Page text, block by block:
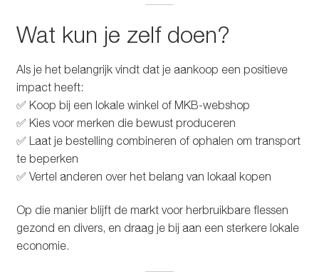
Wat kun je zelf doen?
Als je het belangrijk vindt dat je aankoop een positieve
impact heeft:
✅ Koop bij een lokale winkel of MKB-webshop
✅ Kies voor merken die bewust produceren
✅ Laat je bestelling combineren of ophalen om transport
te beperken
✅ Vertel anderen over het belang van lokaal kopen
Op die manier blijft de markt voor herbruikbare flessen
gezond en divers, en draag je bij aan een sterkere lokale
economie.